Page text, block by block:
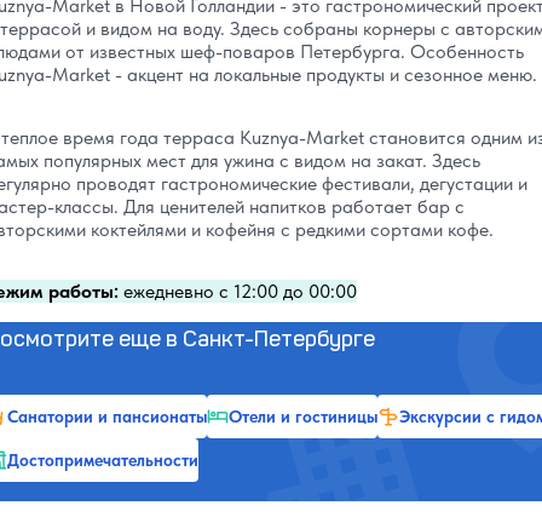
Market в Новой Голландии - это гастрономический
и видом на воду. Здесь собраны корнеры с
от известных шеф-поваров Петербурга. Особенность
Market - акцент на локальные продукты и сезонное меню.
время года терраса Kuznya-Market становится одним
популярных мест для ужина с видом на закат. Здесь
проводят гастрономические фестивали, дегустации и
классы. Для ценителей напитков работает бар с
коктейлями и кофейня с редкими сортами кофе.
работы: ежедневно с 12:00 до 00:00
еще в Санкт-Петербурге
Санатории и пансионаты Отели и гостиницы
Экскурсии с
Достопримечательности